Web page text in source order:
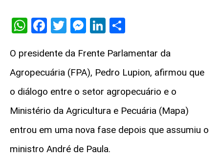
WhatsApp
Facebook
Twitter
Messenger
LinkedIn
O presidente da Frente Parlamentar da
Agropecuária (FPA), Pedro Lupion, afirmou que
o diálogo entre o setor agropecuário e o
Ministério da Agricultura e Pecuária (Mapa)
entrou em uma nova fase depois que assumiu o
ministro André de Paula.